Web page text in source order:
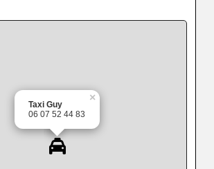
Taxi Guy
06 07 52 44 83
×